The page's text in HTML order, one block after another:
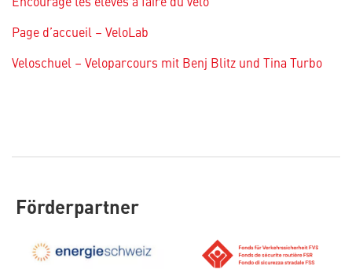
Page d’accueil – VeloLab
Veloschuel – Veloparcours mit Benj Blitz und Tina Turbo
Förderpartner